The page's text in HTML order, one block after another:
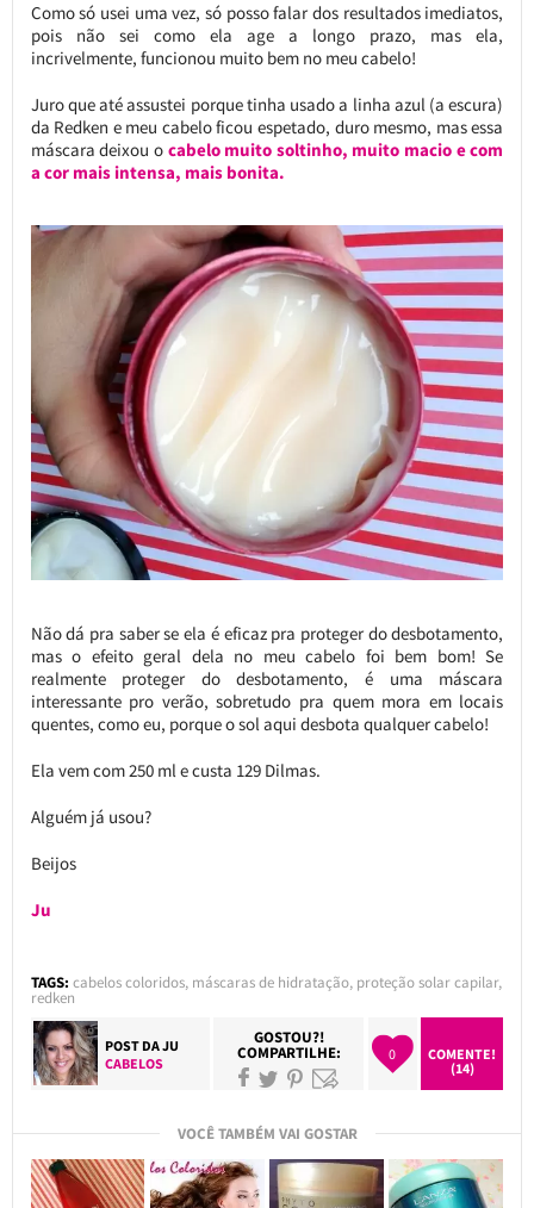
Como só usei uma vez, só posso falar dos resultados imediatos,
pois não sei como ela age a longo prazo, mas ela,
incrivelmente, funcionou muito bem no meu cabelo!
Juro que até assustei porque tinha usado a linha azul (a escura)
da Redken e meu cabelo ficou espetado, duro mesmo, mas essa
máscara deixou ocabelo muito soltinho, muito macio e com
a cor mais intensa, mais bonita.
Não dá pra saber se ela é eficaz pra proteger do desbotamento,
mas o efeito geral dela no meu cabelo foi bem bom! Se
realmente proteger do desbotamento, é uma máscara
interessante pro verão, sobretudo pra quem mora em locais
quentes, como eu, porque o sol aqui desbota qualquer cabelo!
Ela vem com 250 ml e custa 129 Dilmas.
Alguém já usou?
Beijos
Ju
TAGS: cabelos coloridos, máscaras de hidratação, proteção solar capilar,
redken
POST DAJU
CABELOS
GOSTOU?!
COMPARTILHE: 0
COMENTE!
(14)
VOCÊ TAMBÉM VAI GOSTAR